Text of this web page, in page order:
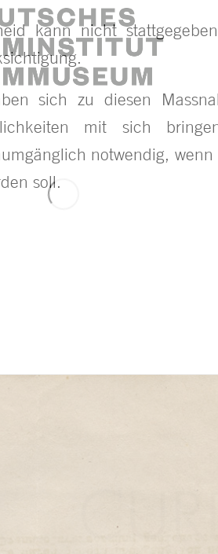
kann nicht
sich zu diesen
mit sich
notwendig,
soll.